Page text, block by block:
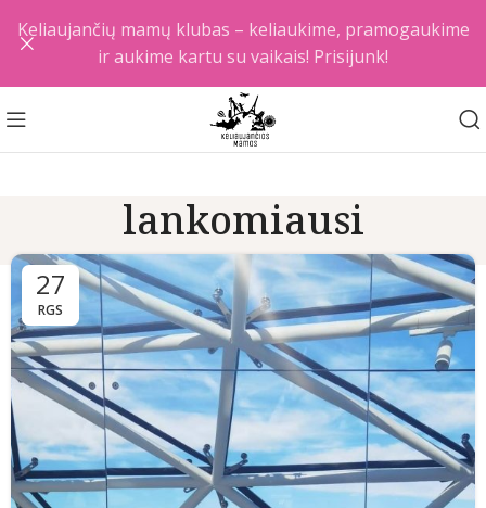
lankomiausi
27
RGS
Keliaujančių mamų klubas – keliaukime, pramogaukime
ir aukime kartu su vaikais! Prisijunk!